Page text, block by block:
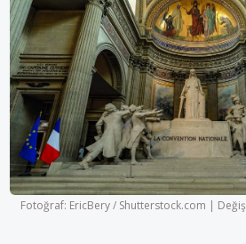
Fotoğraf: EricBery / Shutterstock.com |